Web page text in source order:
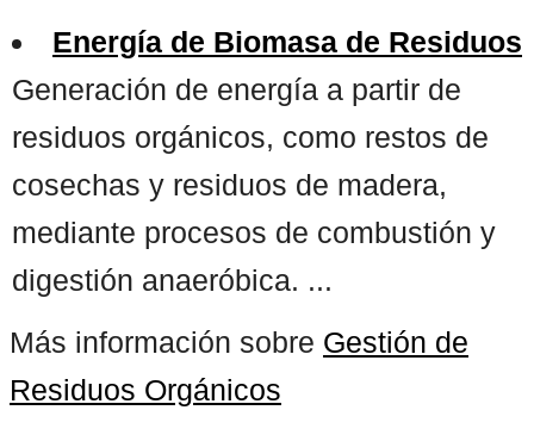
Energía de Biomasa de Residuos
Generación de energía a partir de
residuos orgánicos, como restos de
cosechas y residuos de madera,
mediante procesos de combustión y
digestión anaeróbica. ...
Más información sobre Gestión de
Residuos Orgánicos